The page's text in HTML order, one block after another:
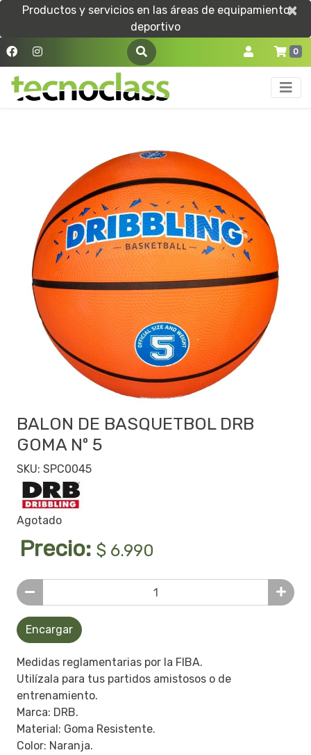
Productos y servicios en las áreas de equipamiento
deportivo
×
×
0
BALON DE BASQUETBOL DRB
GOMA Nº 5
SKU: SPC0045
Agotado
Precio: $ 6.990
Encargar
Medidas reglamentarias por la FIBA.
Utilízala para tus partidos amistosos o de
entrenamiento.
Marca: DRB.
Material: Goma Resistente.
Color: Naranja.